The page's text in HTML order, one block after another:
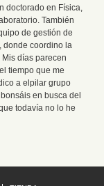
doctorado en Física,
También
de gestión de
donde coordino la
días parecen
tiempo que me
a elpilar grupo
en busca del
todavía no lo he